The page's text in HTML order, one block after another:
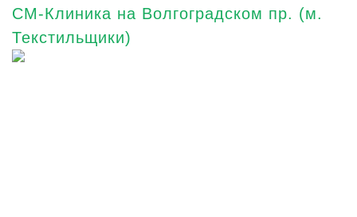
СМ-Клиника на Волгоградском пр. (м.
Текстильщики)